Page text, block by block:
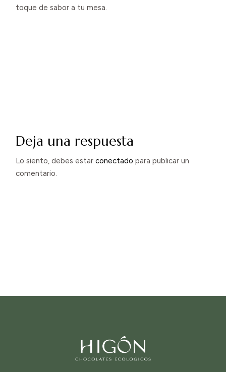
toque de sabor a tu mesa.
Deja una respuesta
Lo siento, debes estarconectado para publicar un
comentario.